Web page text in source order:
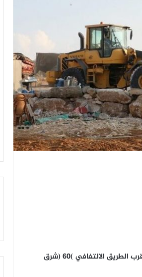
هدمت قوات العدو الإسرائيلي ، اليوم الإثنين، منزلا فلسطينيا في بيت عينون قرب الطريق الالتفافي )60 (شرق